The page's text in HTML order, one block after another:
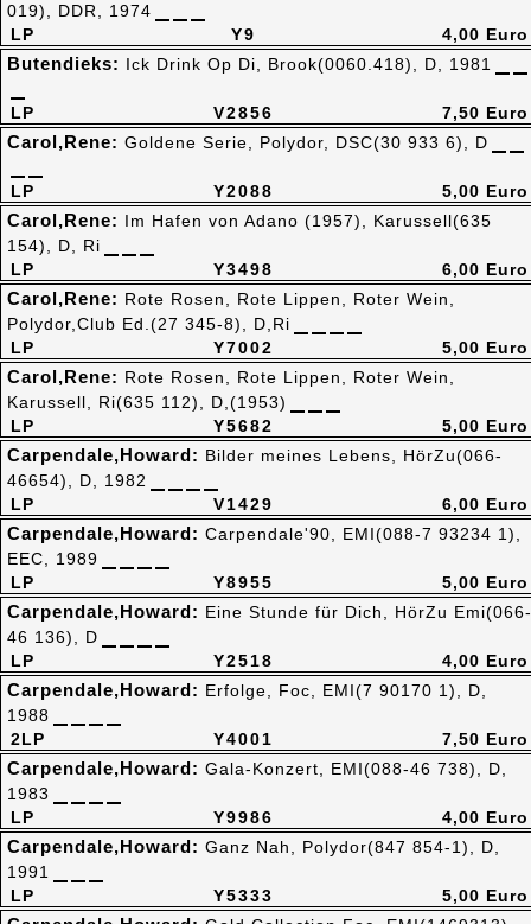
Y9
LP
019), DDR, 1974
4,00 Euro
V2856
LP
Butendieks: Ick Drink Op Di, Brook(0060.418), D, 1981
7,50 Euro
Y2088
LP
Carol,Rene: Goldene Serie, Polydor, DSC(30 933 6), D
5,00 Euro
Y3498
LP
Carol,Rene: Im Hafen von Adano (1957), Karussell(635
154), D, Ri
6,00 Euro
Y7002
LP
Carol,Rene: Rote Rosen, Rote Lippen, Roter Wein,
Polydor,Club Ed.(27 345-8), D,Ri
5,00 Euro
Y5682
LP
Carol,Rene: Rote Rosen, Rote Lippen, Roter Wein,
Karussell, Ri(635 112), D,(1953)
5,00 Euro
V1429
LP
Carpendale,Howard: Bilder meines Lebens, HörZu(066-
46654), D, 1982
6,00 Euro
Y8955
LP
Carpendale,Howard: Carpendale'90, EMI(088-7 93234 1),
EEC, 1989
5,00 Euro
Y2518
LP
Carpendale,Howard: Eine Stunde für Dich, HörZu Emi(066-
46 136), D
4,00 Euro
Y4001
2LP
Carpendale,Howard: Erfolge, Foc, EMI(7 90170 1), D,
1988
7,50 Euro
Y9986
LP
Carpendale,Howard: Gala-Konzert, EMI(088-46 738), D,
1983
4,00 Euro
Y5333
LP
Carpendale,Howard: Ganz Nah, Polydor(847 854-1), D,
1991
5,00 Euro